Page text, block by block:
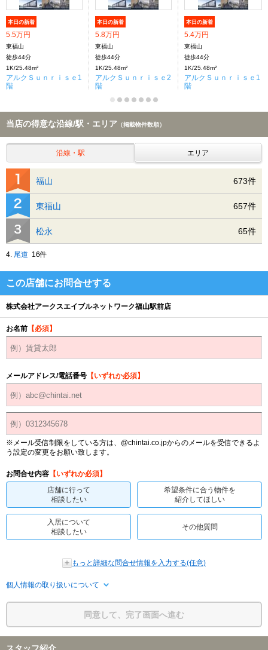
本日の新着
5.5万円
東福山
徒歩44分
1K/25.48m²
アルクＳｕｎｒｉｓｅ1
階
本日の新着
5.8万円
東福山
徒歩44分
1K/25.48m²
アルクＳｕｎｒｉｓｅ2
階
本日の新着
5.4万円
東福山
徒歩44分
1K/25.48m²
アルクＳｕｎｒｉｓｅ1
階
当店の得意な沿線/駅・エリア （掲載物件数順）
沿線・駅 エリア
福山 673件
東福山 657件
松永 65件
4. 尾道 16件
この店舗にお問合せする
株式会社アークスエイブルネットワーク福山駅前店
お名前 【必須】
メールアドレス/電話番号 【いずれか必須】
※メール受信制限をしている方は、@chintai.co.jpからのメールを受信できるよ
う設定の変更をお願い致します。
お問合せ内容 【いずれか必須】
店舗に行って
相談したい
希望条件に合う物件を
紹介してほしい
入居について
相談したい
その他質問
もっと詳細な問合せ情報を入力する(任意)
個人情報の取り扱いについて
同意して、完了画面へ進む